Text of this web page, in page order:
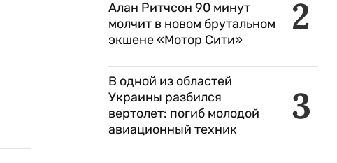
2
Алан Ритчсон 90 минут
молчит в новом брутальном
экшене «Мотор Сити»
3
В одной из областей
Украины разбился
вертолет: погиб молодой
авиационный техник